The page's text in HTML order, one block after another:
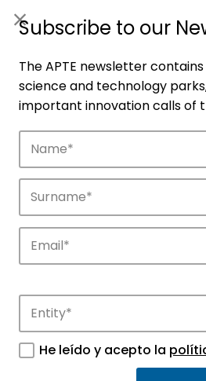
Companies
Discover the
INTEGRA CEE
Subscribe to our
The APTE newsletter
science and technology
important innovation calls of
He leído y acepto la